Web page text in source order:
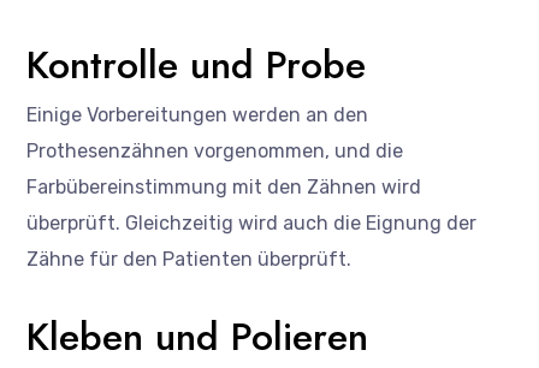
Kontrolle und Probe
Einige Vorbereitungen werden an den
Prothesenzähnen vorgenommen, und die
Farbübereinstimmung mit den Zähnen wird
überprüft. Gleichzeitig wird auch die Eignung der
Zähne für den Patienten überprüft.
Kleben und Polieren